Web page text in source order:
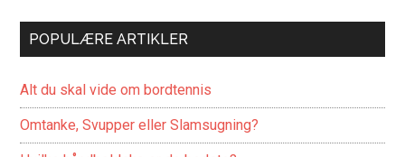
POPULÆRE ARTIKLER
Alt du skal vide om bordtennis
Omtanke, Svupper eller Slamsugning?